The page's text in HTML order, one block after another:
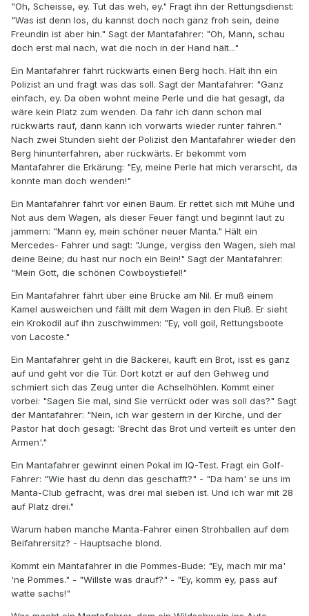
"Oh, Scheisse, ey. Tut das weh, ey." Fragt ihn der Rettungsdienst:
"Was ist denn los, du kannst doch noch ganz froh sein, deine
Freundin ist aber hin." Sagt der Mantafahrer: "Oh, Mann, schau
doch erst mal nach, wat die noch in der Hand hält..."
Ein Mantafahrer fährt rückwärts einen Berg hoch. Hält ihn ein
Polizist an und fragt was das soll. Sagt der Mantafahrer: "Ganz
einfach, ey. Da oben wohnt meine Perle und die hat gesagt, da
wäre kein Platz zum wenden. Da fahr ich dann schon mal
rückwärts rauf, dann kann ich vorwärts wieder runter fahren."
Nach zwei Stunden sieht der Polizist den Mantafahrer wieder den
Berg hinunterfahren, aber rückwärts. Er bekommt vom
Mantafahrer die Erkärung: "Ey, meine Perle hat mich verarscht, da
konnte man doch wenden!"
Ein Mantafahrer fährt vor einen Baum. Er rettet sich mit Mühe und
Not aus dem Wagen, als dieser Feuer fängt und beginnt laut zu
jammern: "Mann ey, mein schöner neuer Manta." Hält ein
Mercedes- Fahrer und sagt: "Junge, vergiss den Wagen, sieh mal
deine Beine; du hast nur noch ein Bein!" Sagt der Mantafahrer:
"Mein Gott, die schönen Cowboystiefel!"
Ein Mantafahrer fährt über eine Brücke am Nil. Er muß einem
Kamel ausweichen und fällt mit dem Wagen in den Fluß. Er sieht
ein Krokodil auf ihn zuschwimmen: "Ey, voll goil, Rettungsboote
von Lacoste."
Ein Mantafahrer geht in die Bäckerei, kauft ein Brot, isst es ganz
auf und geht vor die Tür. Dort kotzt er auf den Gehweg und
schmiert sich das Zeug unter die Achselhöhlen. Kommt einer
vorbei: "Sagen Sie mal, sind Sie verrückt oder was soll das?" Sagt
der Mantafahrer: "Nein, ich war gestern in der Kirche, und der
Pastor hat doch gesagt: 'Brecht das Brot und verteilt es unter den
Armen'."
Ein Mantafahrer gewinnt einen Pokal im IQ-Test. Fragt ein Golf-
Fahrer: "Wie hast du denn das geschafft?" - "Da ham' se uns im
Manta-Club gefracht, was drei mal sieben ist. Und ich war mit 28
auf Platz drei."
Warum haben manche Manta-Fahrer einen Strohballen auf dem
Beifahrersitz? - Hauptsache blond.
Kommt ein Mantafahrer in die Pommes-Bude: "Ey, mach mir ma'
'ne Pommes." - "Willste was drauf?" - "Ey, komm ey, pass auf
watte sachs!"